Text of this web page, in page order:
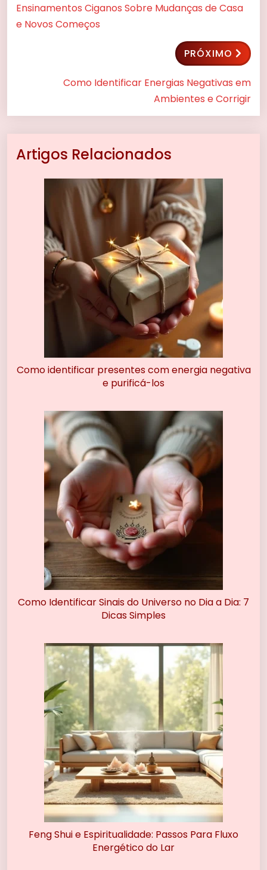
Ensinamentos Ciganos Sobre Mudanças de Casa
e Novos Começos
PRÓXIMO
Como Identificar Energias Negativas em
Ambientes e Corrigir
Artigos Relacionados
Como identificar presentes com energia negativa
e purificá-los
Como Identificar Sinais do Universo no Dia a Dia: 7
Dicas Simples
Feng Shui e Espiritualidade: Passos Para Fluxo
Energético do Lar